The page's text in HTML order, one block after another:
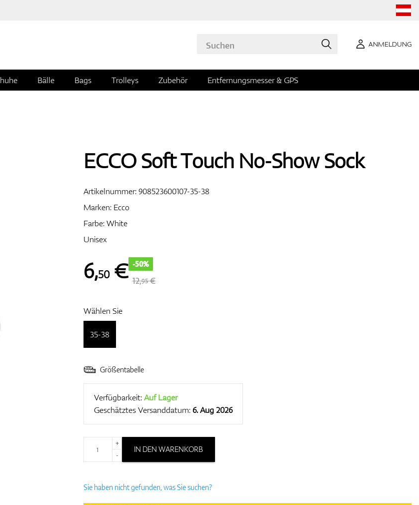
ANMELDUNG
Bälle Bags Trolleys Zubehör Entfernungsmesser & GPS
ECCO Soft Touch No-Show Sock
Artikelnummer:908523600107-35-38
Marken: Ecco
Farbe: White
Unisex
6,50€ -50%
12,95€
Wählen Sie
35-38
Größentabelle
Verfügbarkeit:Auf Lager
Geschätztes Versanddatum:6. Aug 2026
+
-
IN DEN WARENKORB
Sie haben nicht gefunden, was Sie suchen?